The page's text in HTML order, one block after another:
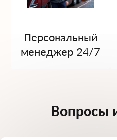
Персональный
менеджер 24/7
Вопросы